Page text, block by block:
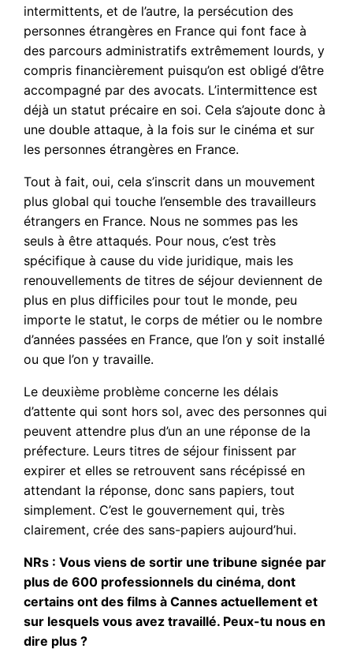
intermittents, et de l’autre, la persécution des
personnes étrangères en France qui font face à
des parcours administratifs extrêmement lourds, y
compris financièrement puisqu’on est obligé d’être
accompagné par des avocats. L’intermittence est
déjà un statut précaire en soi. Cela s’ajoute donc à
une double attaque, à la fois sur le cinéma et sur
les personnes étrangères en France.
Tout à fait, oui, cela s’inscrit dans un mouvement
plus global qui touche l’ensemble des travailleurs
étrangers en France. Nous ne sommes pas les
seuls à être attaqués. Pour nous, c’est très
spécifique à cause du vide juridique, mais les
renouvellements de titres de séjour deviennent de
plus en plus difficiles pour tout le monde, peu
importe le statut, le corps de métier ou le nombre
d’années passées en France, que l’on y soit installé
ou que l’on y travaille.
Le deuxième problème concerne les délais
d’attente qui sont hors sol, avec des personnes qui
peuvent attendre plus d’un an une réponse de la
préfecture. Leurs titres de séjour finissent par
expirer et elles se retrouvent sans récépissé en
attendant la réponse, donc sans papiers, tout
simplement. C’est le gouvernement qui, très
clairement, crée des sans-papiers aujourd’hui.
NRs : Vous viens de sortir une tribune signée par
plus de 600 professionnels du cinéma, dont
certains ont des films à Cannes actuellement et
sur lesquels vous avez travaillé. Peux-tu nous en
dire plus ?